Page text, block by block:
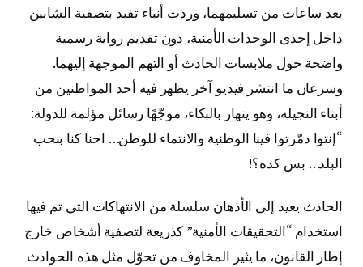
بعد ساعات من تسليمهما، وردت أنباء تفيد بتصفية الشابين
داخل إحدى الوحدات الأمنية، دون تقديم رواية رسمية
واضحة حول ملابسات الحادث أو التهم الموجهة إليهما.
وسرعان ما انتشر فيديو آخر يظهر فيه أحد المواطنين من
أبناء النجيله، وهو ينهار بالبكاء، موجّهًا رسائل مؤلمة للدولة:
“إنتوا دمّرتوا فينا الوطنية والانتماء للوطن… احنا كنا بنحب
البلد… بس كده؟!
الحادث يعيد إلى الأذهان سلسلة من الانتهاكات التي تم فيها
استخدام “التحقيقات الأمنية” كذريعة لتصفية أشخاص خارج
إطار القانون، ما يثير المخاوف من تحوّل مثل هذه الحوادث